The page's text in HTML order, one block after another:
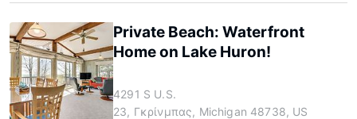
Private Beach: Waterfront
Home on Lake Huron!
4291 S U.S.
23, Γκρίνμπας, Michigan 48738, US